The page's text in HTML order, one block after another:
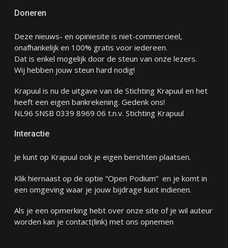
Doneren
Deze nieuws- en opiniesite is niet-commercieel,
onafhankelijk en 100% gratis voor iedereen.
Dat is enkel mogelijk door de steun van onze lezers.
Wij hebben jouw steun hard nodig!
Krapuul is nu de uitgave van de Stichting Krapuul en het
heeft een eigen bankrekening. Gedenk ons!
NL96 SNSB 0339 8969 06 t.n.v. Stichting Krapuul
Interactie
Je kunt op Krapuul ook je eigen berichten plaatsen.
Klik hiernaast op de optie “Open Podium” en je komt in
een omgeving waar je jouw bijdrage kunt indienen.
Als je een opmerking hebt over onze site of je wil auteur
worden kan je contact(link) met ons opnemen